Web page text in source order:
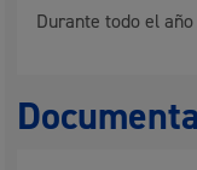
Durante todo el año